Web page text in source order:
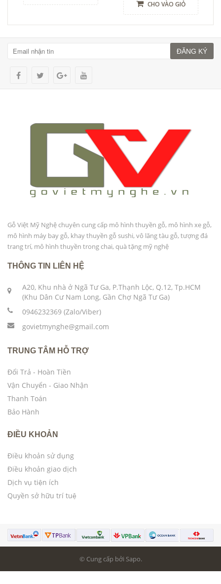
CHO VÀO GIỎ
ĐĂNG KÝ
Gỗ Việt Mỹ Nghệ chuyên cung cấp mô hình thuyền gỗ, mô hình xe gỗ,
mô hình máy bay gỗ, khay thuyền gỗ sushi, vô lăng tàu gỗ, tượng đá
trang trí, mô hình thuyền trong chai, quà tặng mỹ nghệ
THÔNG TIN LIÊN HỆ
A20, Khu nhà ở Ngã Tư Ga, P.Thạnh Lộc, Q.12, Tp.HCM
(Khu Dân Cư Nam Long, Gần Chợ Ngã Tư Ga)
0946232369 (Zalo/Viber)
govietmynghe@gmail.com
TRUNG TÂM HỖ TRỢ
Đổi Trả - Hoàn Tiền
Vận Chuyển - Giao Nhận
Thanh Toán
Bảo Hành
ĐIỀU KHOẢN
Điều khoản sử dụng
Điều khoản giao dịch
Dịch vụ tiện ích
Quyền sở hữu trí tuệ
© Cung cấp bởi Sapo.